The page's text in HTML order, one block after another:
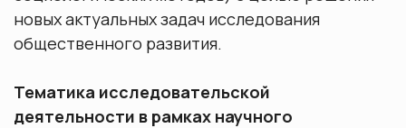
новых актуальных задач исследования
общественного развития.
Тематика исследовательской
деятельности в рамках научного